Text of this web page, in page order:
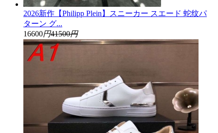
2026新作【Philipp Plein】スニーカー スエード 蛇纹パ
ターン グ...
16600円41500円